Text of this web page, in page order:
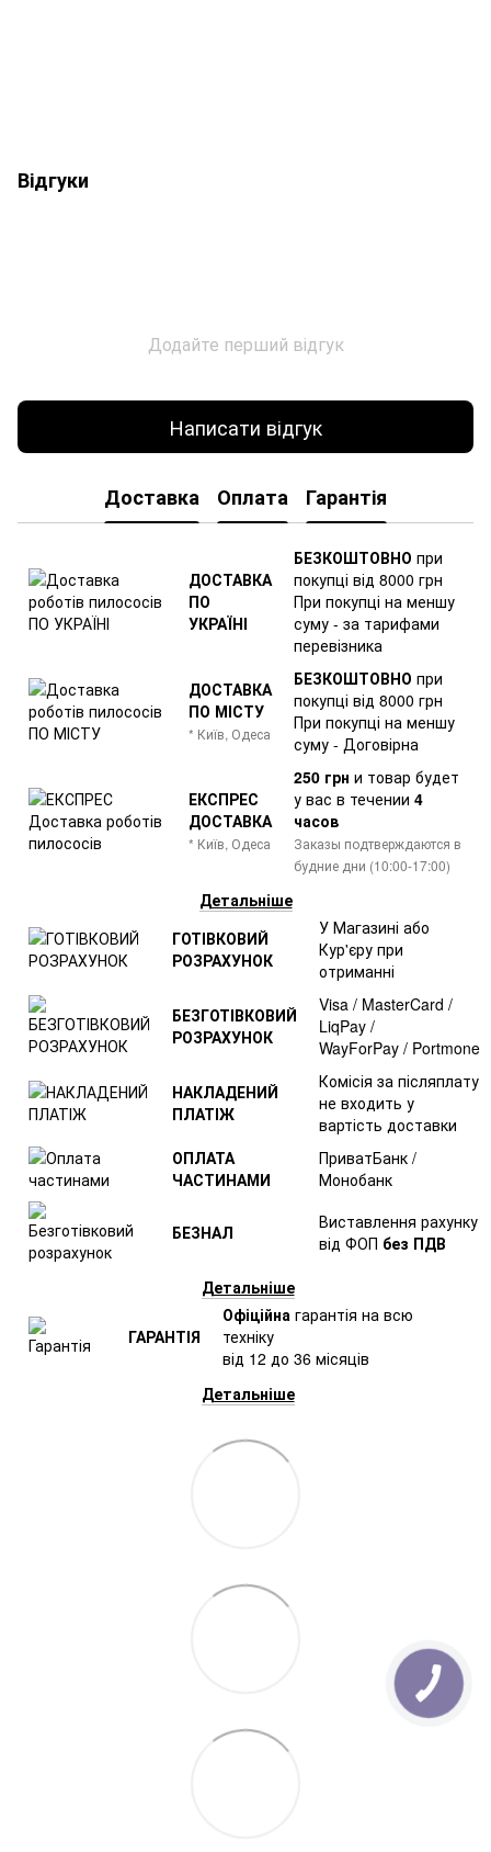
Відгуки
Додайте перший відгук
Написати відгук
Доставка Оплата Гарантія
ДОСТАВКА
ПО
УКРАЇНІ
БЕЗКОШТОВНО при
покупці від 8000 грн
При покупці на меншу
суму - за тарифами
перевізника
ДОСТАВКА
ПО МІСТУ
* Київ, Одеса
БЕЗКОШТОВНО при
покупці від 8000 грн
При покупці на меншу
суму - Договірна
ЕКСПРЕС
ДОСТАВКА
* Київ, Одеса
250 грн и товар будет
у вас в течении 4
часов
Заказы подтверждаются в
будние дни (10:00-17:00)
Детальніше
ГОТІВКОВИЙ
РОЗРАХУНОК
У Магазині або
Кур'єру при
отриманні
БЕЗГОТІВКОВИЙ
РОЗРАХУНОК
Visa / MasterCard /
LiqPay /
WayForPay / Portmone
НАКЛАДЕНИЙ
ПЛАТІЖ
Комісія за післяплату
не входить у
вартість доставки
ОПЛАТА
ЧАСТИНАМИ
ПриватБанк /
Монобанк
БЕЗНАЛ
Виставлення рахунку
від ФОП без ПДВ
Детальніше
ГАРАНТІЯ
Офіційна гарантія на всю
техніку
від 12 до 36 місяців
Детальніше